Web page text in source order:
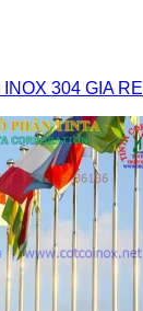
304 GIA RE